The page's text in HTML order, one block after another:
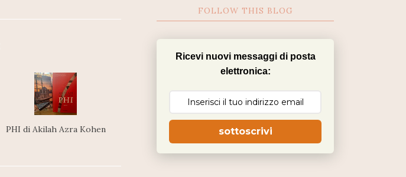
PHI di Akilah Azra Kohen
FOLLOW THIS BLOG
Ricevi nuovi messaggi di posta
elettronica:
sottoscrivi